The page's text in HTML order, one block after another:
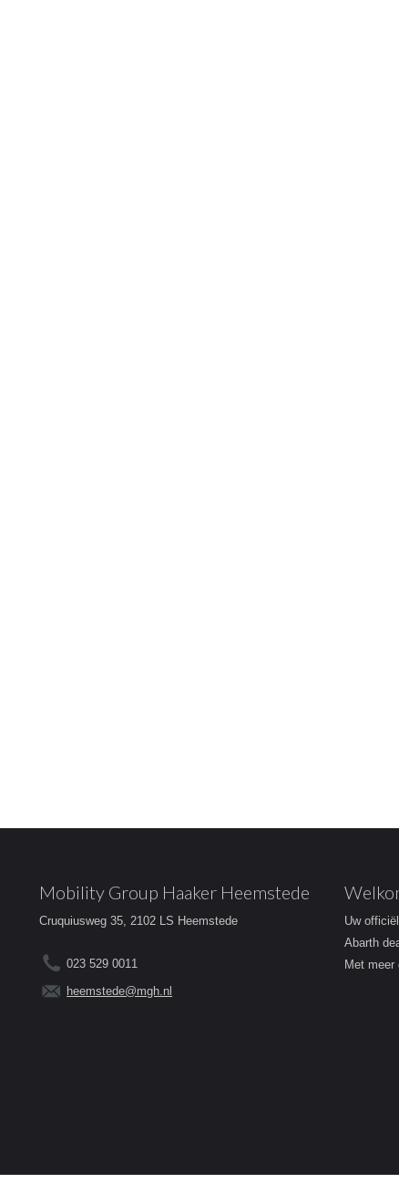
Mobility Group Haaker Heemstede
Cruquiusweg 35, 2102 LS Heemstede
023 529 0011
heemstede@mgh.nl
Uw
Abarth
Met meer